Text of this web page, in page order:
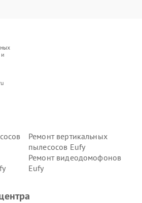
Ремонт вертикальных
пылесосов Eufy
Ремонт видеодомофонов
Eufy